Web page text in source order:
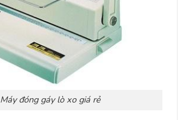
Máy đóng gáy lò xo giá rẻ